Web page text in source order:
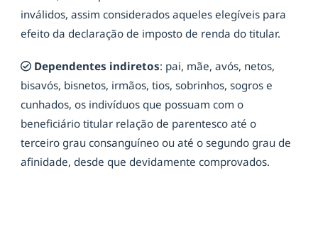
inválidos, assim considerados aqueles elegíveis para
efeito da declaração de imposto de renda do titular.
Dependentes indiretos: pai, mãe, avós, netos,
bisavós, bisnetos, irmãos, tios, sobrinhos, sogros e
cunhados, os indivíduos que possuam com o
beneficiário titular relação de parentesco até o
terceiro grau consanguíneo ou até o segundo grau de
afinidade, desde que devidamente comprovados.